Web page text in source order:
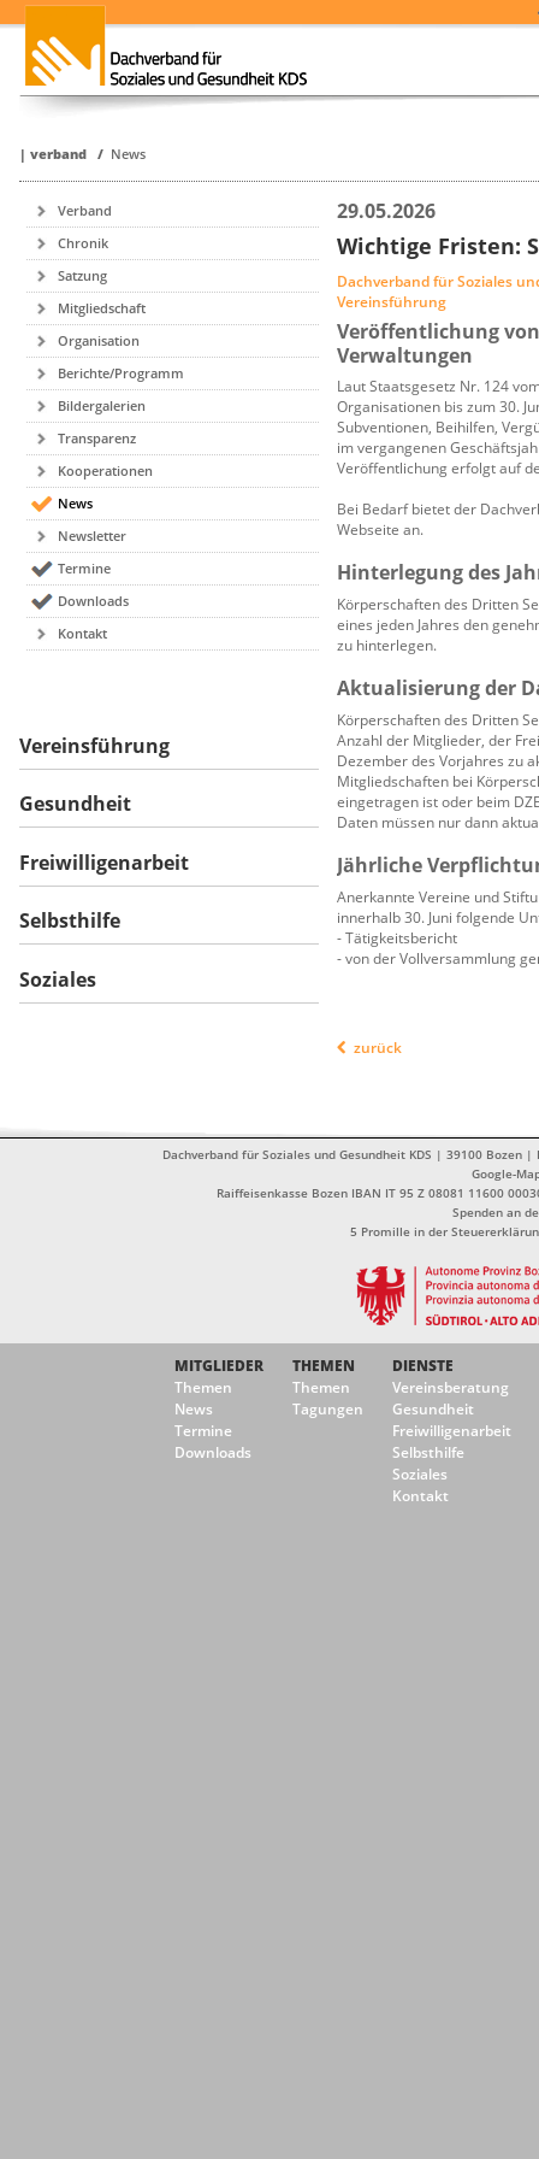
| verband / News
Verband
Chronik
Satzung
Mitgliedschaft
Organisation
Berichte/Programm
Bildergalerien
Transparenz
Kooperationen
News
Newsletter
Termine
Downloads
Kontakt
Vereinsführung
Gesundheit
Freiwilligenarbeit
Selbsthilfe
Soziales
29.05.2026
Wichtige Fristen:
Dachverband für Soziales
Vereinsführung
Veröffentlichung
Verwaltungen
Laut Staatsgesetz Nr. 124
Organisationen bis zum 30.
Subventionen, Beihilfen,
im vergangenen
Veröffentlichung erfolgt auf
Bei Bedarf bietet der
Webseite an.
Hinterlegung des
Körperschaften des Dritten
eines jeden Jahres den
zu hinterlegen.
Aktualisierung der
Körperschaften des Dritten
Anzahl der Mitglieder, der
Dezember des Vorjahres zu
Mitgliedschaften bei
eingetragen ist oder beim
Daten müssen nur dann
Jährliche
Anerkannte Vereine und
innerhalb 30. Juni folgende
- Tätigkeitsbericht
- von der Vollversammlung
zurück
Dachverband für Soziales und Gesundheit KDS | 39100
Google-
Raiffeisenkasse Bozen IBAN IT 95 Z 08081 11600
Spenden an
5 Promille in der
MITGLIEDER
Themen
News
Termine
Downloads
THEMEN
Themen
Tagungen
DIENSTE
Vereinsberatung
Gesundheit
Freiwilligenarbeit
Selbsthilfe
Soziales
Kontakt